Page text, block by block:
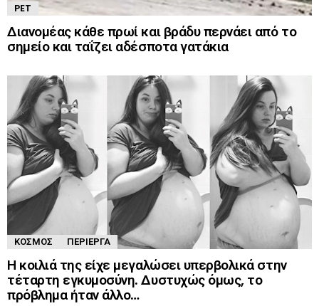
PET
Διανομέας κάθε πρωί και βράδυ περνάει από το
σημείο και ταΐζει αδέσποτα γατάκια
ΚΌΣΜΟΣ ΠΕΡΊΕΡΓΑ
Η κοιλιά της είχε μεγαλώσει υπερβολικά στην
τέταρτη εγκυμοσύνη. Δυστυχώς όμως, το
πρόβλημα ήταν άλλο…